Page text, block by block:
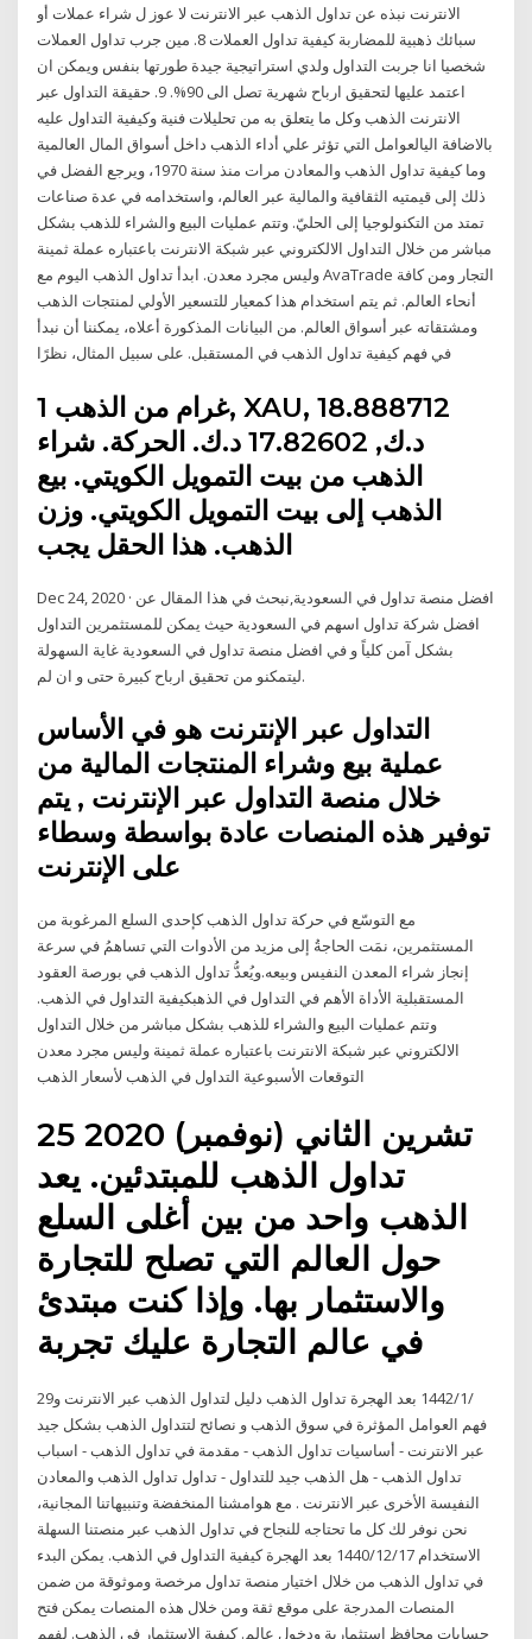
الانترنت نبذه عن تداول الذهب عبر الانترنت لا عوز ل شراء عملات أو
سبائك ذهبية للمضاربة كيفية تداول العملات 8. مين جرب تداول العملات
شخصيا انا جربت التداول ولدي استراتيجية جيدة طورتها بنفس ويمكن ان
اعتمد عليها لتحقيق ارباح شهرية تصل الى 90%. 9. حقيقة التداول عبر
الانترنت الذهب وكل ما يتعلق به من تحليلات فنية وكيفية التداول عليه
بالاضافة اليالعوامل التي تؤثر علي أداء الذهب داخل أسواق المال العالمية
وما كيفية تداول الذهب والمعادن مرات منذ سنة 1970، ويرجع الفضل في
ذلك إلى قيمتيه الثقافية والمالية عبر العالم، واستخدامه في عدة صناعات
تمتد من التكنولوجيا إلى الحليّ. وتتم عمليات البيع والشراء للذهب بشكل
مباشر من خلال التداول الالكتروني عبر شبكة الانترنت باعتباره عملة ثمينة
وليس مجرد معدن. ابدأ تداول الذهب اليوم مع AvaTrade التجار ومن كافة
أنحاء العالم. ثم يتم استخدام هذا كمعيار للتسعير الأولي لمنتجات الذهب
ومشتقاته عبر أسواق العالم. من البيانات المذكورة أعلاه، يمكننا أن نبدأ
في فهم كيفية تداول الذهب في المستقبل. على سبيل المثال، نظرًا
1 غرام من الذهب, XAU, 18.888712
د.ك, 17.82602 د.ك. الحركة. شراء
الذهب من بيت التمويل الكويتي. بيع
الذهب إلى بيت التمويل الكويتي. وزن
Dec 24, 2020 · افضل منصة تداول في السعودية,نبحث في هذا المقال عن
افضل شركة تداول اسهم في السعودية حيث يمكن للمستثمرين التداول
بشكل آمن كلياً و في افضل منصة تداول في السعودية غاية السهولة
ليتمكنو من تحقيق ارباح كبيرة حتى و ان لم.
التداول عبر الإنترنت هو في الأساس
عملية بيع وشراء المنتجات المالية من
خلال منصة التداول عبر الإنترنت , يتم
توفير هذه المنصات عادة بواسطة وسطاء
على الإنترنت
مع التوسّع في حركة تداول الذهب كإحدى السلع المرغوبة من
المستثمرين، نمَت الحاجةُ إلى مزيد من الأدوات التي تساهمُ في سرعة
إنجاز شراء المعدن النفيس وبيعه.ويُعدُّ تداول الذهب في بورصة العقود
المستقبلية الأداة الأهم في التداول في الذهبكيفية التداول في الذهب.
وتتم عمليات البيع والشراء للذهب بشكل مباشر من خلال التداول
الالكتروني عبر شبكة الانترنت باعتباره عملة ثمينة وليس مجرد معدن
التوقعات الأسبوعية التداول في الذهب لأسعار الذهب
25 تشرين الثاني (نوفمبر) 2020
تداول الذهب للمبتدئين. يعد
الذهب واحد من بين أغلى السلع
حول العالم التي تصلح للتجارة
والاستثمار بها. وإذا كنت مبتدئ
29‏‏/1‏‏/1442 بعد الهجرة تداول الذهب دليل لتداول الذهب عبر الانترنت و
فهم العوامل المؤثرة في سوق الذهب و نصائح لتتداول الذهب بشكل جيد
عبر الانترنت - أساسيات تداول الذهب - مقدمة في تداول الذهب - اسباب
تداول الذهب - هل الذهب جيد للتداول - تداول تداول الذهب والمعادن
النفيسة الأخرى عبر الانترنت . مع هوامشنا المنخفضة وتنبيهاتنا المجانية،
نحن نوفر لك كل ما تحتاجه للنجاح في تداول الذهب عبر منصتنا السهلة
الاستخدام 17‏‏/12‏‏/1440 بعد الهجرة كيفية التداول في الذهب. يمكن البدء
في تداول الذهب من خلال اختيار منصة تداول مرخصة وموثوقة من ضمن
المنصات المدرجة على موقع ثقة ومن خلال هذه المنصات يمكن فتح
حسابات محافظ استثمارية ودخول عالم. كيفية الاستثمار في الذهب. لفهم